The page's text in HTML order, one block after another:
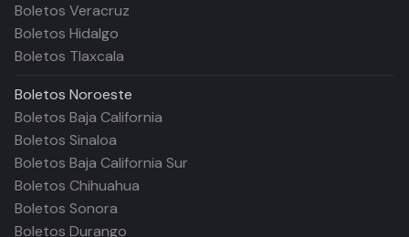
Boletos Veracruz
Boletos Hidalgo
Boletos Tlaxcala
Boletos Noroeste
Boletos Baja California
Boletos Sinaloa
Boletos Baja California Sur
Boletos Chihuahua
Boletos Sonora
Boletos Durango